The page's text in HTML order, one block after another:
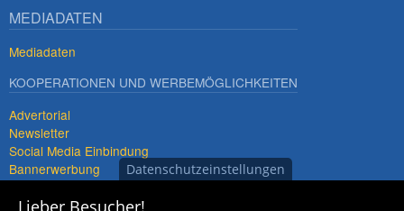
MEDIADATEN
Mediadaten
KOOPERATIONEN UND WERBEMÖGLICHKEITEN
Advertorial
Newsletter
Social Media Einbindung
Bannerwerbung
Premiumdestinationen
Datenschutzeinstellungen
Lieber Besucher!